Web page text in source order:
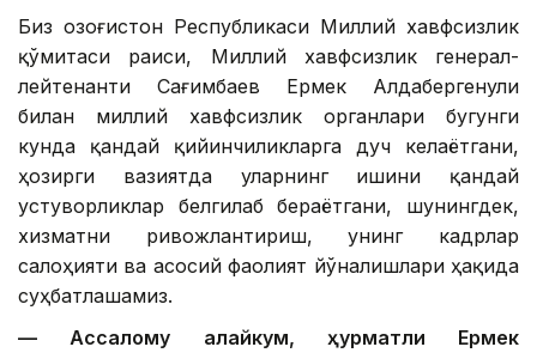
Биз Қозоғистон Республикаси Миллий хавфсизлик
қўмитаси раиси, Миллий хавфсизлик генерал-
лейтенанти Сағимбаев Ермек Алдабергенули
билан миллий хавфсизлик органлари бугунги
кунда қандай қийинчиликларга дуч келаётгани,
ҳозирги вазиятда уларнинг ишини қандай
устуворликлар белгилаб бераётгани, шунингдек,
хизматни ривожлантириш, унинг кадрлар
салоҳияти ва асосий фаолият йўналишлари ҳақида
суҳбатлашамиз.
— Ассалому алайкум, ҳурматли Ермек